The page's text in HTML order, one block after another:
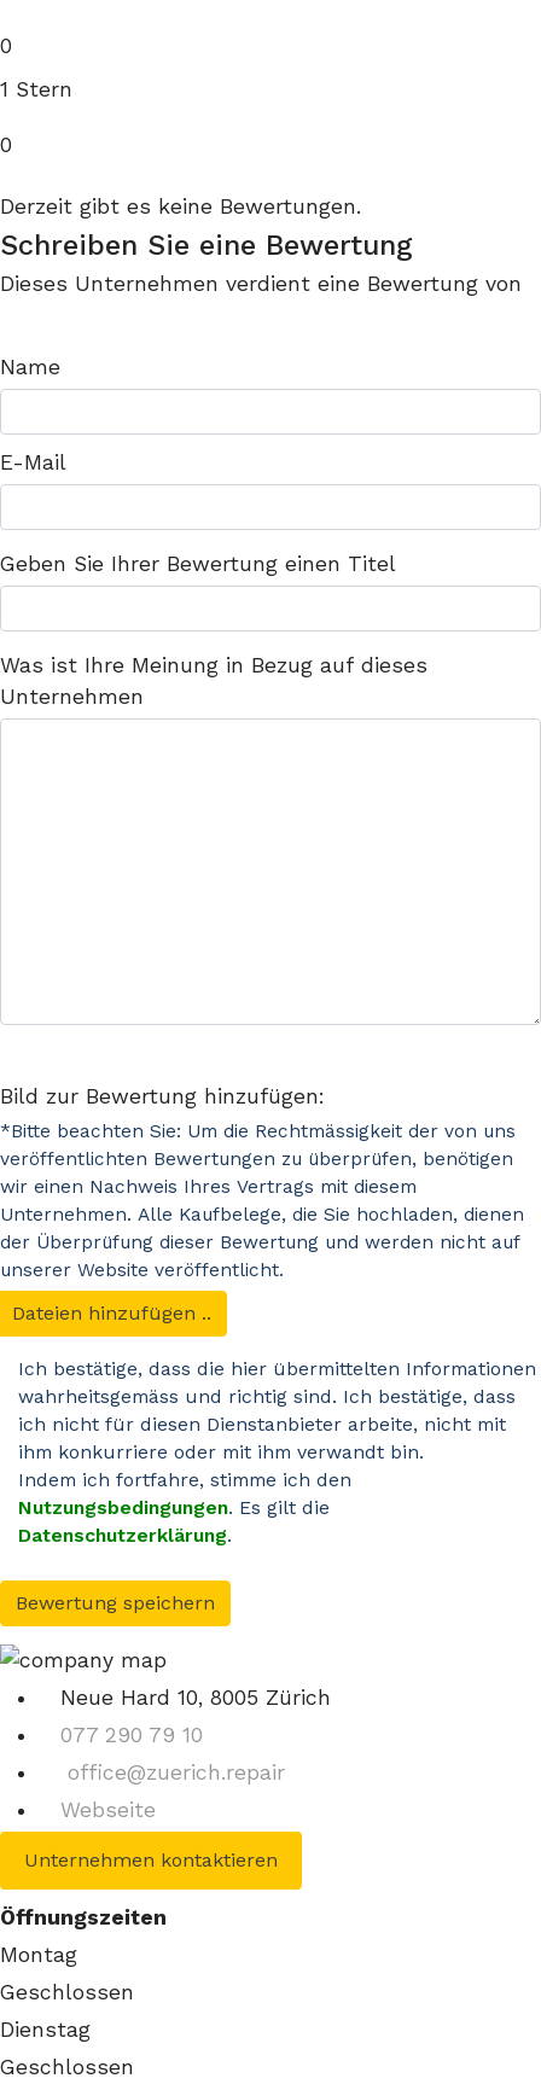
0
1 Stern
0
Derzeit gibt es keine Bewertungen.
Schreiben Sie eine Bewertung
Dieses Unternehmen verdient eine Bewertung von
Name
E-Mail
Geben Sie Ihrer Bewertung einen Titel
Was ist Ihre Meinung in Bezug auf dieses
Unternehmen
Bild zur Bewertung hinzufügen:
*Bitte beachten Sie: Um die Rechtmässigkeit der von uns
veröffentlichten Bewertungen zu überprüfen, benötigen
wir einen Nachweis Ihres Vertrags mit diesem
Unternehmen. Alle Kaufbelege, die Sie hochladen, dienen
der Überprüfung dieser Bewertung und werden nicht auf
unserer Website veröffentlicht.
Dateien hinzufügen ..
Ich bestätige, dass die hier übermittelten Informationen
wahrheitsgemäss und richtig sind. Ich bestätige, dass
ich nicht für diesen Dienstanbieter arbeite, nicht mit
ihm konkurriere oder mit ihm verwandt bin.
Indem ich fortfahre, stimme ich den
Nutzungsbedingungen. Es gilt die
Datenschutzerklärung.
Bewertung speichern
Neue Hard 10, 8005 Zürich
077 290 79 10
office@zuerich.repair
Webseite
Unternehmen kontaktieren
Öffnungszeiten
Montag
Geschlossen
Dienstag
Geschlossen